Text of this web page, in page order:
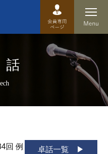
卓話一覧
回 例